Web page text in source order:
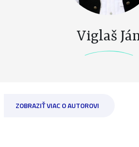
Viglaš
ZOBRAZIŤ VIAC O AUTOROVI